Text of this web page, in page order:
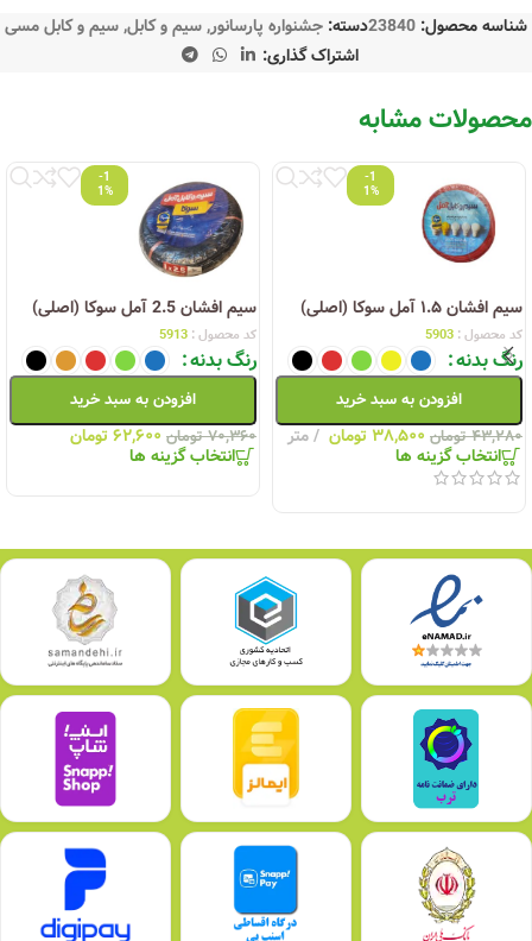
شناسه محصول: 23840دسته: جشنواره پارسانور,سیم و کابل,سیم و کابل مسی
اشتراک گذاری:
محصولات مشابه
-1
1%
سیم افشان ۱.۵ آمل سوکا (اصلی)
کد محصول : 5903
رنگ بدنه
افزودن به سبد خرید
۴۳,۲۸۰ تومان ۳۸,۵۰۰ تومان متر
انتخاب گزینه ها
-1
1%
سیم افشان 2.5 آمل سوکا (اصلی)
کد محصول : 5913
رنگ بدنه
افزودن به سبد خرید
۷۰,۳۶۰ تومان ۶۲,۶۰۰تومان
انتخاب گزینه ها